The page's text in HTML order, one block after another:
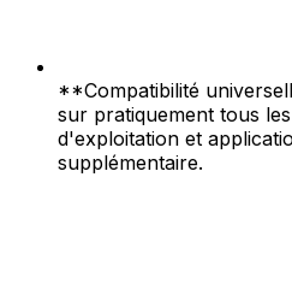
**Compatibilité
sur pratiquement tous
d'exploitation et
supplémentaire.